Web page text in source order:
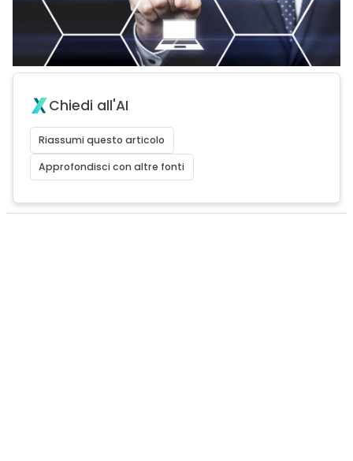
Chiedi all'AI
Riassumi questo articolo
Approfondisci con altre fonti